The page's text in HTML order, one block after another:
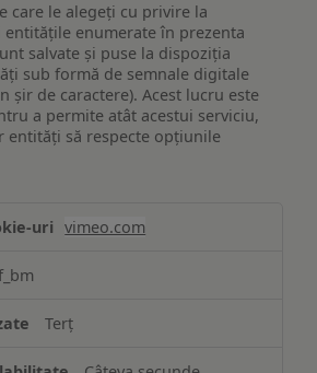
care le alegeți cu privire la
entitățile enumerate în prezenta
salvate și puse la dispoziția
sub formă de semnale digitale
șir de caractere). Acest lucru este
a permite atât acestui serviciu,
entități să respecte opțiunile
vimeo.com
Terț